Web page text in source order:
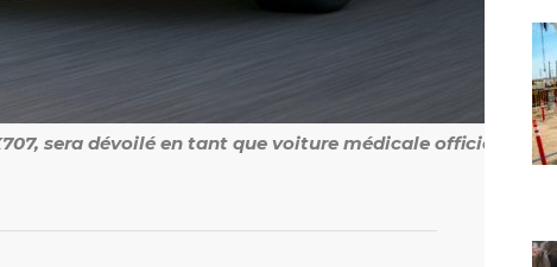
sera dévoilé en tant que voiture médicale officielle de